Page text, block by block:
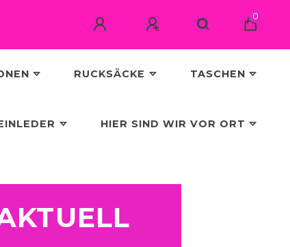
0
RUCKSÄCKE TASCHEN
HIER SIND WIR VOR ORT